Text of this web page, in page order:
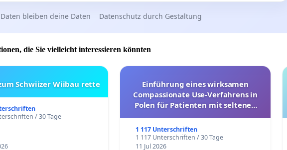
bleiben deine Daten Datenschutz durch Gestaltung
die Sie vielleicht interessieren könnten
Schwiizer Wiibau rette
/ 30 Tage
Einführung eines wirksamen
Compassionate Use-Verfahrens in
Polen für Patienten mit seltenen
1 117 Unterschriften
1 117 Unterschriften / 30 Tage
11 Jul 2026